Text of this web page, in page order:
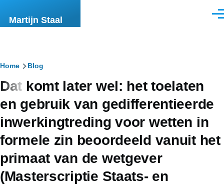
Martijn Staal
Kruimelpad
Home Blog
Dat komt later wel: het toelaten
en gebruik van gedifferentieerde
inwerkingtreding voor wetten in
formele zin beoordeeld vanuit het
primaat van de wetgever
(Masterscriptie Staats- en